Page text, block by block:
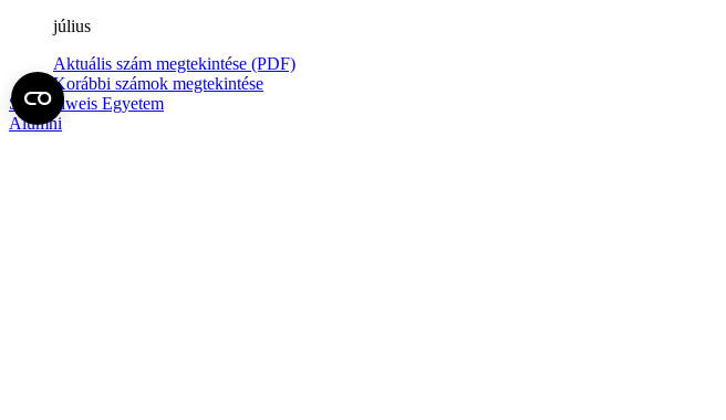
július
Aktuális szám megtekintése (PDF)
Korábbi számok megtekintése
Semmelweis Egyetem
Alumni